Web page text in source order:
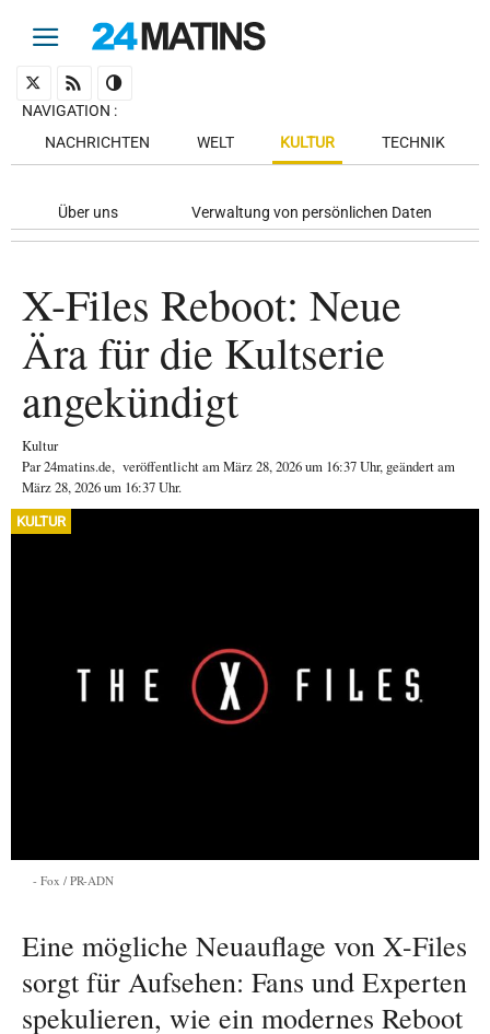
NAVIGATION :
NACHRICHTEN
WELT KULTUR TECHNIK
Über uns Verwaltung von persönlichen Daten
X-Files Reboot: Neue
Ära für die Kultserie
angekündigt
Kultur
Par24matins.de, veröffentlicht amMärz 28, 2026um 16:37 Uhr, geändert am
März 28, 2026 um 16:37 Uhr.
KULTUR
Fox / PR-ADN
Eine mögliche Neuauflage von X-Files
sorgt für Aufsehen: Fans und Experten
spekulieren, wie ein modernes Reboot